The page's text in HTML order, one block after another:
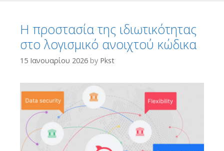
Η προστασία της ιδιωτικότητας
στο λογισμικό ανοιχτού κώδικα
15 Ιανουαρίου 2026 by Pkst